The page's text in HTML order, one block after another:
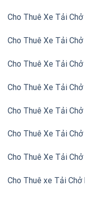
Cho Thuê Xe Tải
Cho Thuê Xe Tải
Cho Thuê Xe Tải
Cho Thuê Xe Tải
Cho Thuê Xe Tải
Cho Thuê Xe Tải
Cho Thuê Xe Tải
Cho Thuê xe Tải Chở